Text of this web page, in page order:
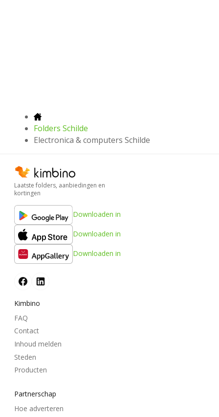
Folders Schilde
Electronica & computers Schilde
Laatste folders, aanbiedingen en
kortingen
Downloaden in
Downloaden in
Downloaden in
Kimbino
FAQ
Contact
Inhoud melden
Steden
Producten
Partnerschap
Hoe adverteren